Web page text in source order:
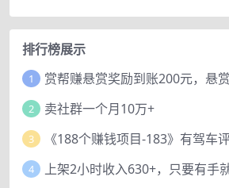
排行榜展示
1
2 卖社群一个月10万+
3
4